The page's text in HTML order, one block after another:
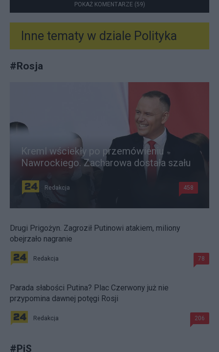
POKAŻ KOMENTARZE (59)
Inne tematy w dziale Polityka
#Rosja
Kreml wściekły po przemówieniu
Nawrockiego. Zacharowa dostała szału
Redakcja 458
Drugi Prigożyn. Zagroził Putinowi atakiem, miliony
obejrzało nagranie
Redakcja 78
Parada słabości Putina? Plac Czerwony już nie
przypomina dawnej potęgi Rosji
Redakcja 206
#PiS